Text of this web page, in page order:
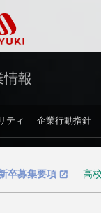
情報
ティ 企業行動指針
卒募集要項 高